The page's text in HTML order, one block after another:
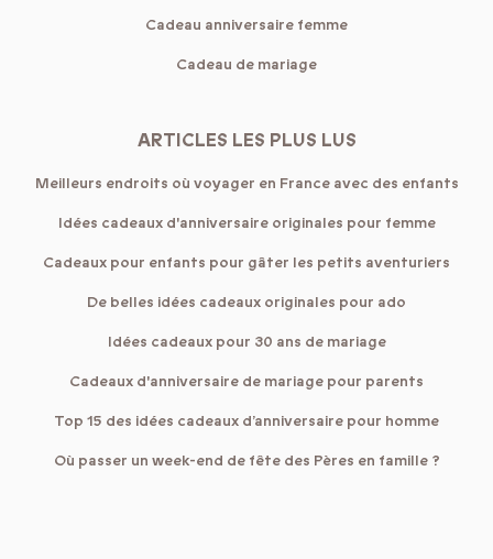
Cadeau anniversaire femme
Cadeau de mariage
ARTICLES LES PLUS LUS
Meilleurs endroits où voyager en France avec des enfants
Idées cadeaux d'anniversaire originales pour femme
Cadeaux pour enfants pour gâter les petits aventuriers
De belles idées cadeaux originales pour ado
Idées cadeaux pour 30 ans de mariage
Cadeaux d'anniversaire de mariage pour parents
Top 15 des idées cadeaux d’anniversaire pour homme
Où passer un week-end de fête des Pères en famille ?